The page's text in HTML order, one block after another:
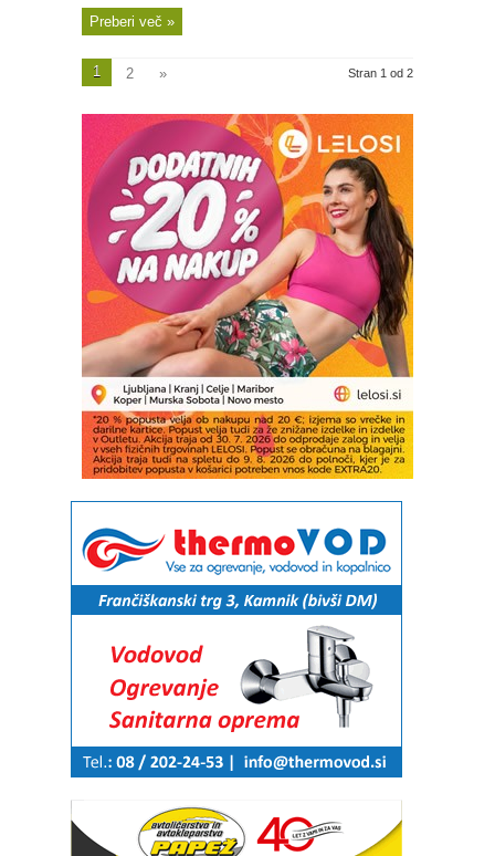
Preberi več »
Stran 1 od 2
1 2 »